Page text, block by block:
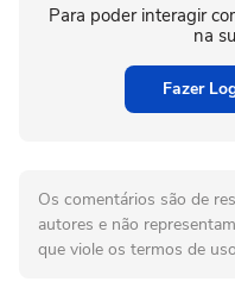
Para poder interagir
na
Fazer
Os comentários são de
autores e não
que viole os termos de